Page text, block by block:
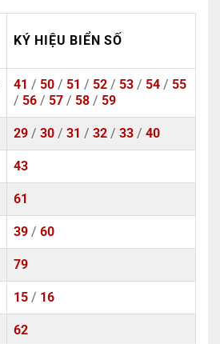
KÝ HIỆU BIỂN SỐ
41 / 50 / 51 / 52 / 53 / 54 / 55
/ 56 / 57 / 58 / 59
29 / 30 / 31 / 32 / 33 / 40
43
61
39 / 60
79
15 / 16
62